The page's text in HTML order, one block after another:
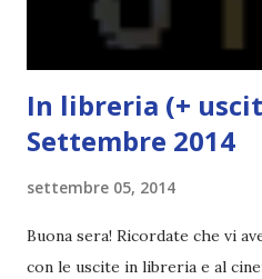
In libreria (+
Settembre 2014
settembre 05, 2014
Buona sera! Ricordate che vi
con le uscite in libreria e al